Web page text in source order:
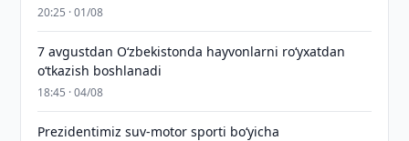
20:25 · 01/08
7 avgustdan O‘zbekistonda hayvonlarni ro‘yxatdan
o‘tkazish boshlanadi
18:45 · 04/08
Prezidentimiz suv-motor sporti bo‘yicha